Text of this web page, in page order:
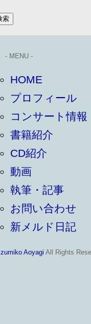
- MENU -
HOME
プロフィール
コンサート情報
書籍紹介
CD紹介
動画
執筆・記事
お問い合わせ
新メルド日記
Izumiko Aoyagi All Rights